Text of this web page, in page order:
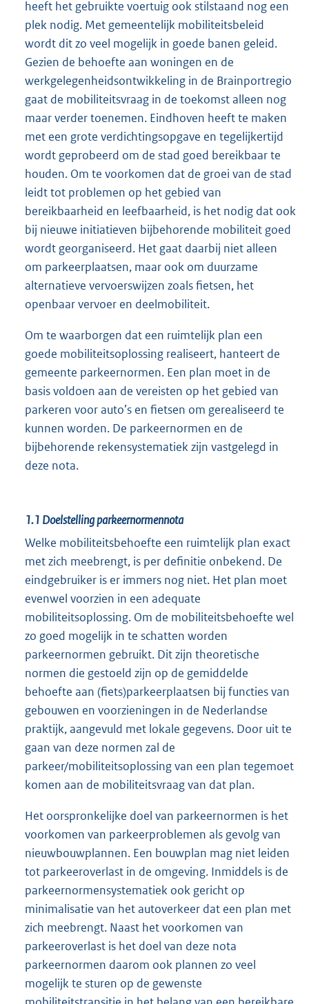
heeft het gebruikte voertuig ook stilstaand nog een
plek nodig. Met gemeentelijk mobiliteitsbeleid
wordt dit zo veel mogelijk in goede banen geleid.
Gezien de behoefte aan woningen en de
werkgelegenheidsontwikkeling in de Brainportregio
gaat de mobiliteitsvraag in de toekomst alleen nog
maar verder toenemen. Eindhoven heeft te maken
met een grote verdichtingsopgave en tegelijkertijd
wordt geprobeerd om de stad goed bereikbaar te
houden. Om te voorkomen dat de groei van de stad
leidt tot problemen op het gebied van
bereikbaarheid en leefbaarheid, is het nodig dat ook
bij nieuwe initiatieven bijbehorende mobiliteit goed
wordt georganiseerd. Het gaat daarbij niet alleen
om parkeerplaatsen, maar ook om duurzame
alternatieve vervoerswijzen zoals fietsen, het
openbaar vervoer en deelmobiliteit.
Om te waarborgen dat een ruimtelijk plan een
goede mobiliteitsoplossing realiseert, hanteert de
gemeente parkeernormen. Een plan moet in de
basis voldoen aan de vereisten op het gebied van
parkeren voor auto’s en fietsen om gerealiseerd te
kunnen worden. De parkeernormen en de
bijbehorende rekensystematiek zijn vastgelegd in
deze nota.
1.1 Doelstelling parkeernormennota
Welke mobiliteitsbehoefte een ruimtelijk plan exact
met zich meebrengt, is per definitie onbekend. De
eindgebruiker is er immers nog niet. Het plan moet
evenwel voorzien in een adequate
mobiliteitsoplossing. Om de mobiliteitsbehoefte wel
zo goed mogelijk in te schatten worden
parkeernormen gebruikt. Dit zijn theoretische
normen die gestoeld zijn op de gemiddelde
behoefte aan (fiets)parkeerplaatsen bij functies van
gebouwen en voorzieningen in de Nederlandse
praktijk, aangevuld met lokale gegevens. Door uit te
gaan van deze normen zal de
parkeer/mobiliteitsoplossing van een plan tegemoet
komen aan de mobiliteitsvraag van dat plan.
Het oorspronkelijke doel van parkeernormen is het
voorkomen van parkeerproblemen als gevolg van
nieuwbouwplannen. Een bouwplan mag niet leiden
tot parkeeroverlast in de omgeving. Inmiddels is de
parkeernormensystematiek ook gericht op
minimalisatie van het autoverkeer dat een plan met
zich meebrengt. Naast het voorkomen van
parkeeroverlast is het doel van deze nota
parkeernormen daarom ook plannen zo veel
mogelijk te sturen op de gewenste